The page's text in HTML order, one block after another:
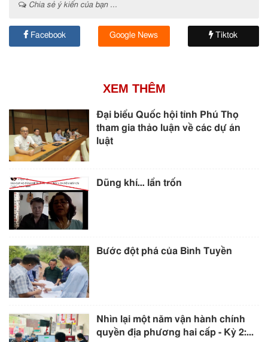
Chia sẻ ý kiến của bạn ...
Facebook Google News Tiktok
XEM THÊM
Đại biểu Quốc hội tỉnh Phú Thọ
tham gia thảo luận về các dự án
luật
Dũng khí… lẩn trốn
Bước đột phá của Bình Tuyền
Nhìn lại một năm vận hành chính
quyền địa phương hai cấp - Kỳ 2:...